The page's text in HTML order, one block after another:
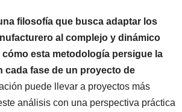
filosofía que busca adaptar los
al complejo y dinámico
esta metodología persigue la
cada fase de un proyecto de
puede llevar a proyectos más
análisis con una perspectiva práctica